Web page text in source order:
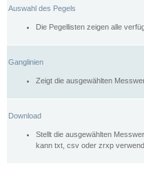
Auswahl des Pegels
Die Pegellisten zeigen alle
Ganglinien
Zeigt die ausgewählten
Download
Stellt die ausgewählten
kann txt, csv oder zrxp